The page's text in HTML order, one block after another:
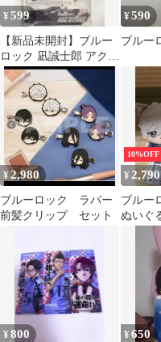
¥599
【新品未開封】ブルー
ロック 凪誠士郎 アクリ
ルスタンド
¥590
ブルー
¥2,980
ブルーロック ラバー
前髪クリップ セット
10%OFF
¥ 2,790
ブルー
ぬいぐ
¥800 ¥650